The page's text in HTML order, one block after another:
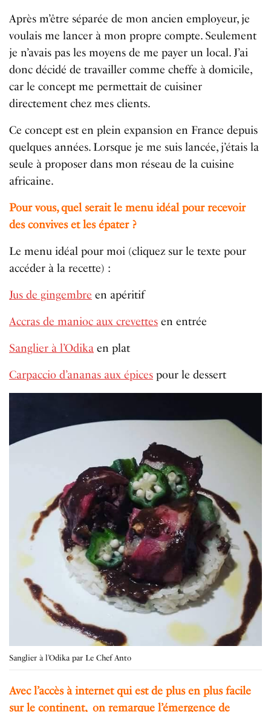
Après m’être séparée de mon ancien employeur, je
voulais me lancer à mon propre compte. Seulement
je n’avais pas les moyens de me payer un local. J’ai
donc décidé de travailler comme cheffe à domicile,
car le concept me permettait de cuisiner
directement chez mes clients.
Ce concept est en plein expansion en France depuis
quelques années. Lorsque je me suis lancée, j’étais la
seule à proposer dans mon réseau de la cuisine
africaine.
Pour vous, quel serait le menu idéal pour recevoir
des convives et les épater ?
Le menu idéal pour moi (cliquez sur le texte pour
accéder à la recette) :
Jus de gingembre en apéritif
Accras de manioc aux crevettes en entrée
Sanglier à l’Odika en plat
Carpaccio d’ananas aux épices pour le dessert
Sanglier à l’Odika par Le Chef Anto
Avec l’accès à internet qui est de plus en plus facile
sur le continent, on remarque l’émergence de